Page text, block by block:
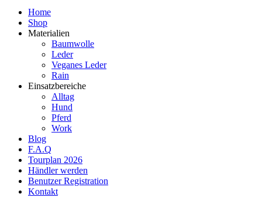
Home
Shop
Materialien
Baumwolle
Leder
Veganes Leder
Rain
Einsatzbereiche
Alltag
Hund
Pferd
Work
Blog
F.A.Q
Tourplan 2026
Händler werden
Benutzer Registration
Kontakt